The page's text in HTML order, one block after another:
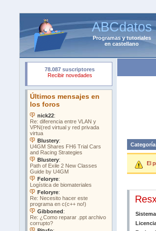
ABCdatos
Programasytutoriales
en castellano
El